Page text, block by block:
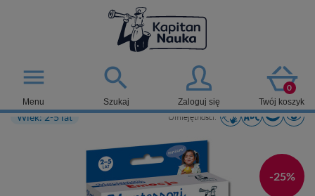

Szukaj Zaloguj się
0
Twój koszyk
menu
Menu
Wiek: 2-5 lat Umiejętności:
-25%